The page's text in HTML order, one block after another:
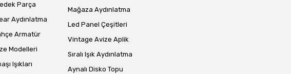
Parça
Aydınlatma
Armatür
Modelleri
Işıkları
Mağaza Aydınlatma
Led Panel Çeşitleri
Vintage Avize Aplik
Sıralı Işık Aydınlatma
Aynalı Disko Topu